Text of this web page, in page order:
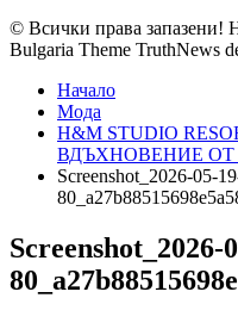
© Всички права запазени!
Bulgaria Theme TruthNews
Начало
Мода
H&M STUDIO
ВДЪХНОВЕНИЕ
Screenshot_2026-05-
Screenshot_2026-